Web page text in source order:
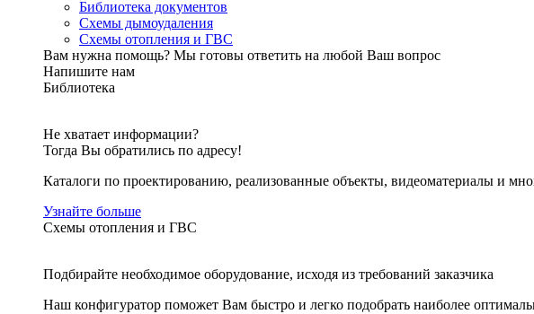
Библиотека документов
Схемы дымоудаления
Схемы отопления и ГВС
Вам нужна помощь? Мы готовы ответить на любой Ваш вопрос
Напишите нам
Библиотека
Не хватает информации?
Тогда Вы обратились по адресу!
Каталоги по проектированию, реализованные объекты, видеоматериалы и
Узнайте больше
Схемы отопления и ГВС
Подбирайте необходимое оборудование, исходя из требований заказчика
Наш конфигуратор поможет Вам быстро и легко подобрать наиболее